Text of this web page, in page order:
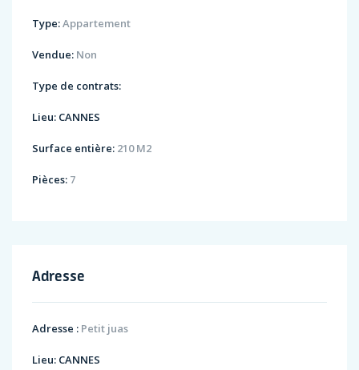
Type:Appartement
Vendue: Non
Type de contrats:
Lieu: CANNES
Surface entière: 210 M2
Pièces: 7
Adresse
Adresse : Petit juas
Lieu: CANNES